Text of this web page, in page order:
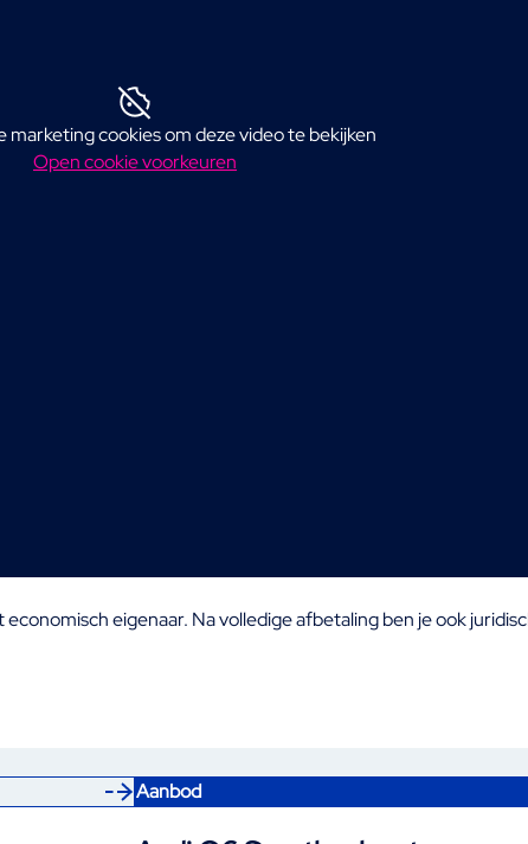
marketing cookies om deze video te bekijken
Open cookie voorkeuren
eigenaar. Na volledige afbetaling ben je ook
Aanbod